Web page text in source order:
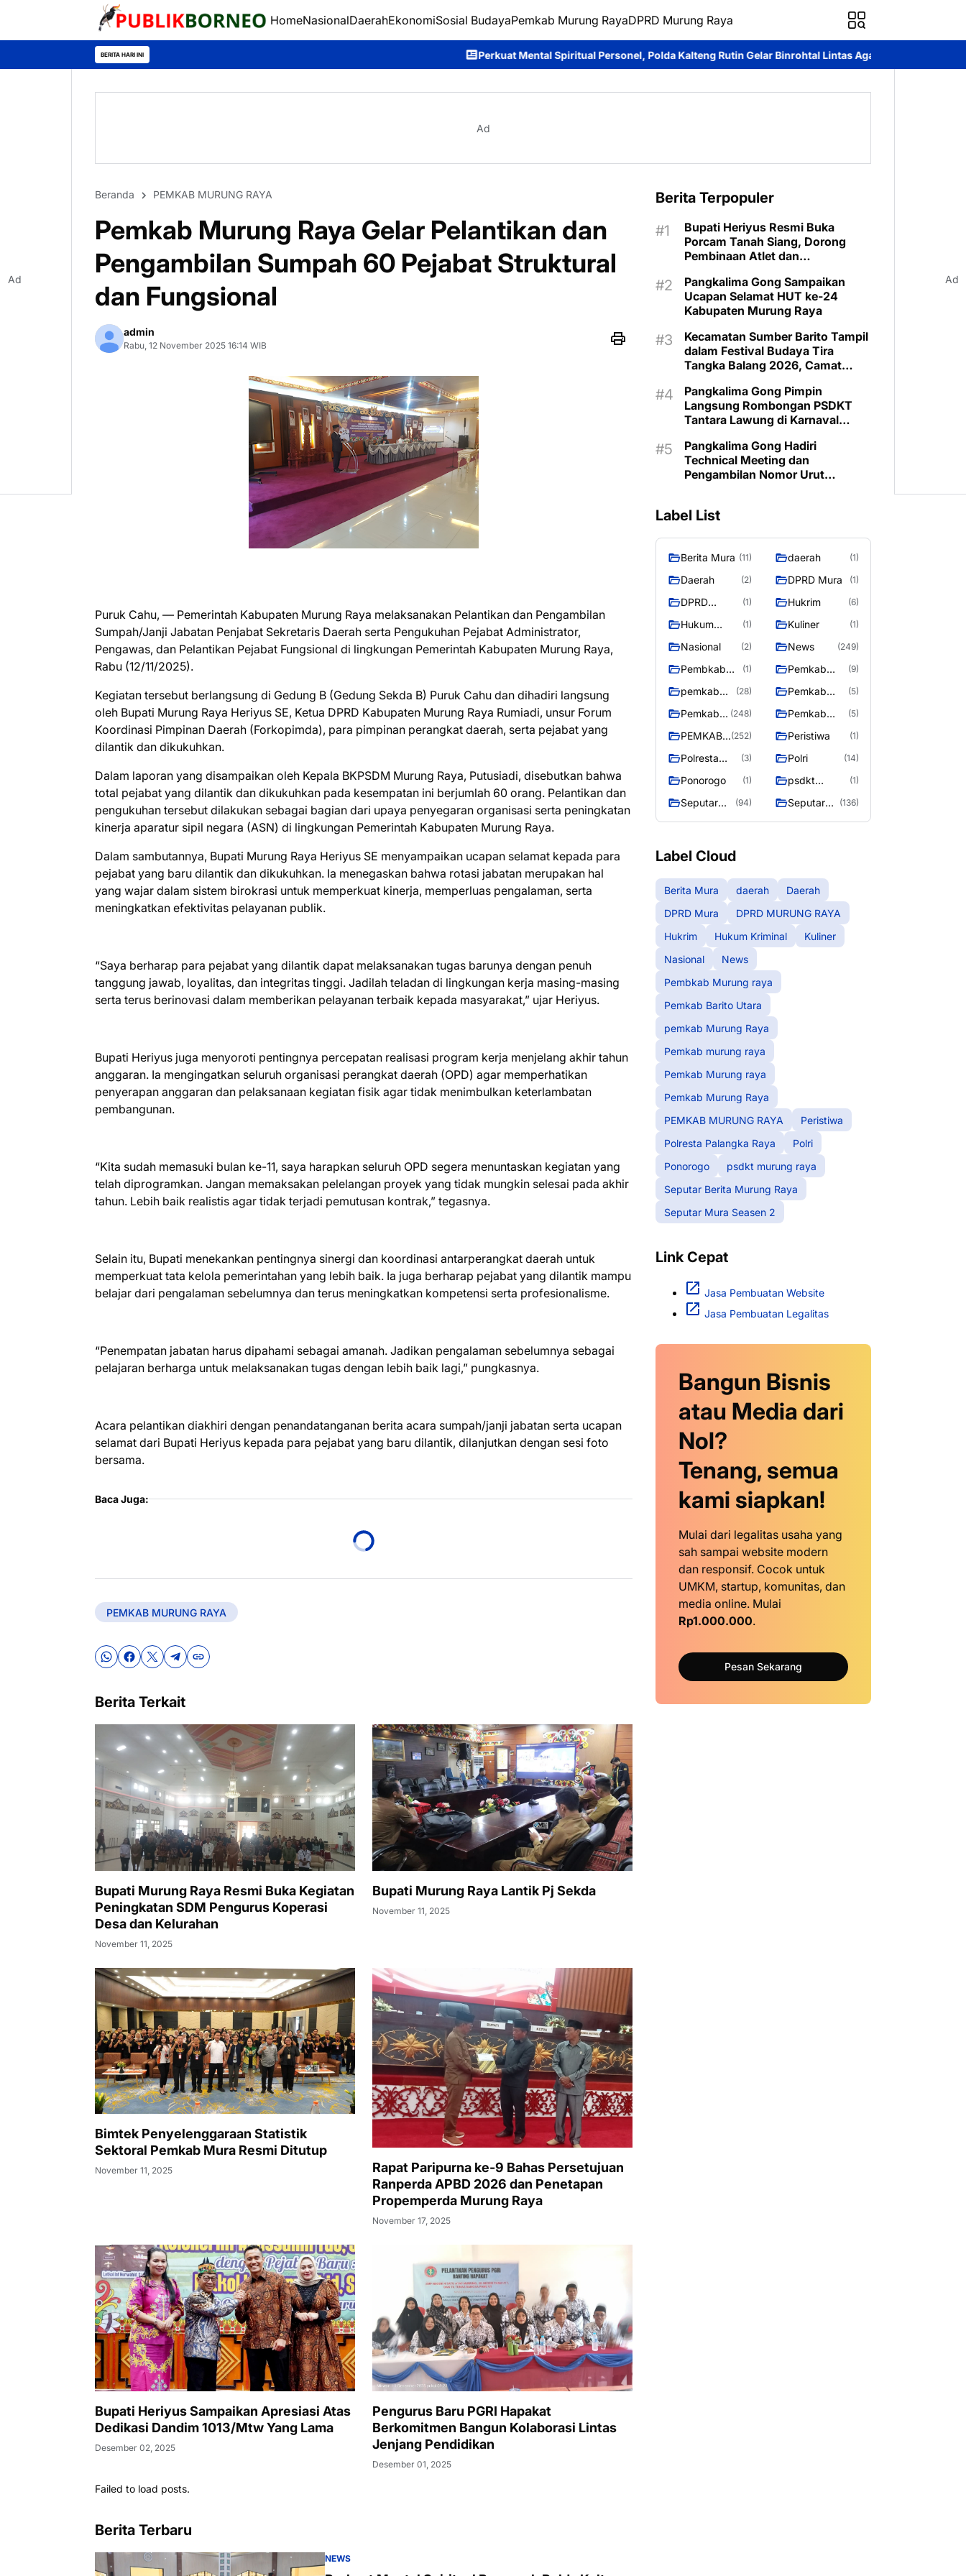
HomeNasionalDaerahEkonomiSosial BudayaPemkab Murung RayaDPRD Murung Raya
BERITA HARI INI Perkuat Mental Spiritual Personel, Polda Kalteng Rutin Gelar Binrohtal Lintas Agama Kapolda Kalteng Dukung Pemuda
Ad
Beranda PEMKAB MURUNG RAYA
Pemkab Murung Raya Gelar Pelantikan dan
Pengambilan Sumpah 60 Pejabat Struktural
dan Fungsional
admin
Rabu, 12 November 2025 16:14 WIB
Puruk Cahu, — Pemerintah Kabupaten Murung Raya melaksanakan Pelantikan dan Pengambilan
Sumpah/Janji Jabatan Penjabat Sekretaris Daerah serta Pengukuhan Pejabat Administrator,
Pengawas, dan Pelantikan Pejabat Fungsional di lingkungan Pemerintah Kabupaten Murung Raya,
Rabu (12/11/2025).
Kegiatan tersebut berlangsung di Gedung B (Gedung Sekda B) Puruk Cahu dan dihadiri langsung
oleh Bupati Murung Raya Heriyus SE, Ketua DPRD Kabupaten Murung Raya Rumiadi, unsur Forum
Koordinasi Pimpinan Daerah (Forkopimda), para pimpinan perangkat daerah, serta pejabat yang
dilantik dan dikukuhkan.
Dalam laporan yang disampaikan oleh Kepala BKPSDM Murung Raya, Putusiadi, disebutkan bahwa
total pejabat yang dilantik dan dikukuhkan pada kesempatan ini berjumlah 60 orang. Pelantikan dan
pengukuhan tersebut dilakukan sebagai bagian dari upaya penyegaran organisasi serta peningkatan
kinerja aparatur sipil negara (ASN) di lingkungan Pemerintah Kabupaten Murung Raya.
Dalam sambutannya, Bupati Murung Raya Heriyus SE menyampaikan ucapan selamat kepada para
pejabat yang baru dilantik dan dikukuhkan. Ia menegaskan bahwa rotasi jabatan merupakan hal
yang wajar dalam sistem birokrasi untuk memperkuat kinerja, memperluas pengalaman, serta
meningkatkan efektivitas pelayanan publik.
“Saya berharap para pejabat yang dilantik dapat melaksanakan tugas barunya dengan penuh
tanggung jawab, loyalitas, dan integritas tinggi. Jadilah teladan di lingkungan kerja masing-masing
serta terus berinovasi dalam memberikan pelayanan terbaik kepada masyarakat,” ujar Heriyus.
Bupati Heriyus juga menyoroti pentingnya percepatan realisasi program kerja menjelang akhir tahun
anggaran. Ia mengingatkan seluruh organisasi perangkat daerah (OPD) agar memperhatikan
penyerapan anggaran dan pelaksanaan kegiatan fisik agar tidak menimbulkan keterlambatan
pembangunan.
“Kita sudah memasuki bulan ke-11, saya harapkan seluruh OPD segera menuntaskan kegiatan yang
telah diprogramkan. Jangan memaksakan pelelangan proyek yang tidak mungkin selesai pada akhir
tahun. Lebih baik realistis agar tidak terjadi pemutusan kontrak,” tegasnya.
Selain itu, Bupati menekankan pentingnya sinergi dan koordinasi antarperangkat daerah untuk
memperkuat tata kelola pemerintahan yang lebih baik. Ia juga berharap pejabat yang dilantik mampu
belajar dari pengalaman sebelumnya dan terus meningkatkan kompetensi serta profesionalisme.
“Penempatan jabatan harus dipahami sebagai amanah. Jadikan pengalaman sebelumnya sebagai
pelajaran berharga untuk melaksanakan tugas dengan lebih baik lagi,” pungkasnya.
Acara pelantikan diakhiri dengan penandatanganan berita acara sumpah/janji jabatan serta ucapan
selamat dari Bupati Heriyus kepada para pejabat yang baru dilantik, dilanjutkan dengan sesi foto
bersama.
Baca Juga:
PEMKAB MURUNG RAYA
Berita Terkait
Bupati Murung Raya Resmi Buka Kegiatan
Peningkatan SDM Pengurus Koperasi
Desa dan Kelurahan
November 11, 2025
Bupati Murung Raya Lantik Pj Sekda
November 11, 2025
Bimtek Penyelenggaraan Statistik
Sektoral Pemkab Mura Resmi Ditutup
November 11, 2025
Rapat Paripurna ke-9 Bahas Persetujuan
Ranperda APBD 2026 dan Penetapan
Propemperda Murung Raya
November 17, 2025
Bupati Heriyus Sampaikan Apresiasi Atas
Dedikasi Dandim 1013/Mtw Yang Lama
Desember 02, 2025
Pengurus Baru PGRI Hapakat
Berkomitmen Bangun Kolaborasi Lintas
Jenjang Pendidikan
Desember 01, 2025
Failed to load posts.
Berita Terbaru
NEWS
Berita Terpopuler
Bupati Heriyus Resmi Buka
Porcam Tanah Siang, Dorong
Pembinaan Atlet dan
Pangkalima Gong Sampaikan
Ucapan Selamat HUT ke-24
Kabupaten Murung Raya
Kecamatan Sumber Barito Tampil
dalam Festival Budaya Tira
Tangka Balang 2026, Camat
Pangkalima Gong Pimpin
Langsung Rombongan PSDKT
Tantara Lawung di Karnaval
Pangkalima Gong Hadiri
Technical Meeting dan
Pengambilan Nomor Urut
Label List
Berita Mura (11) daerah (1)
Daerah (2) DPRD Mura (1)
DPRD
RAYA
(1) Hukrim (6)
Hukum
(1) Kuliner (1)
Nasional (2) News (249)
Pembkab
Murung raya
(1)
Pemkab
(9)
pemkab
Raya
(28)
Pemkab
(5)
Pemkab
raya
(248)
Pemkab
Raya
(5)
PEMKAB
RAYA
(252) Peristiwa (1)
Polresta
Raya
(3) Polri (14)
Ponorogo (1)
psdkt
murung raya
(1)
Seputar
Raya
(94)
Seputar
(136)
Label Cloud
Berita Mura daerah
Daerah
DPRD Mura
DPRD MURUNG RAYA
Hukrim
Hukum Kriminal
Kuliner
Nasional
News
Pembkab Murung raya
Pemkab Barito Utara
pemkab Murung Raya
Pemkab murung raya
Pemkab Murung raya
Pemkab Murung Raya
PEMKAB MURUNG RAYA
Peristiwa
Polresta Palangka Raya
Polri
Ponorogo
psdkt murung raya
Seputar Berita Murung Raya
Seputar Mura Seasen 2
Link Cepat
Jasa Pembuatan Website
Jasa Pembuatan Legalitas
Bangun Bisnis
atau Media dari
Nol?
Tenang, semua
kami siapkan!
Mulai dari legalitas usaha yang
sah sampai website modern
dan responsif. Cocok untuk
UMKM, startup, komunitas, dan
media online. Mulai
Rp1.000.000.
Pesan Sekarang
Ad Ad